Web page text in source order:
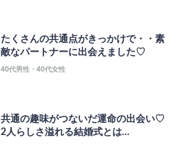
たくさんの共通点がきっかけで・・素
敵なパートナーに出会えました♡
40代男性・40代女性
共通の趣味がつないだ運命の出会い♡
2人らしさ溢れる結婚式とは…